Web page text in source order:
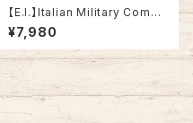
【E.I.】Italian Military Comba
t Jacket L/S XL相当 VEGET
ATO CAMO イタリア軍 コンバ
ットジャケット ベジタートカモ カ
モ柄 迷彩 リップストップ生地 イ
タリア ユーロミリタリー ユーロ
古着
¥7,980